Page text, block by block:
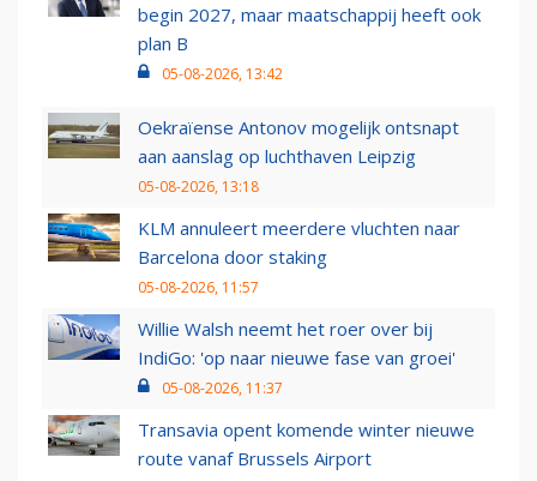
begin 2027, maar maatschappij heeft ook
plan B
05-08-2026, 13:42
Oekraïense Antonov mogelijk ontsnapt
aan aanslag op luchthaven Leipzig
05-08-2026, 13:18
KLM annuleert meerdere vluchten naar
Barcelona door staking
05-08-2026, 11:57
Willie Walsh neemt het roer over bij
IndiGo: 'op naar nieuwe fase van groei'
05-08-2026, 11:37
Transavia opent komende winter nieuwe
route vanaf Brussels Airport